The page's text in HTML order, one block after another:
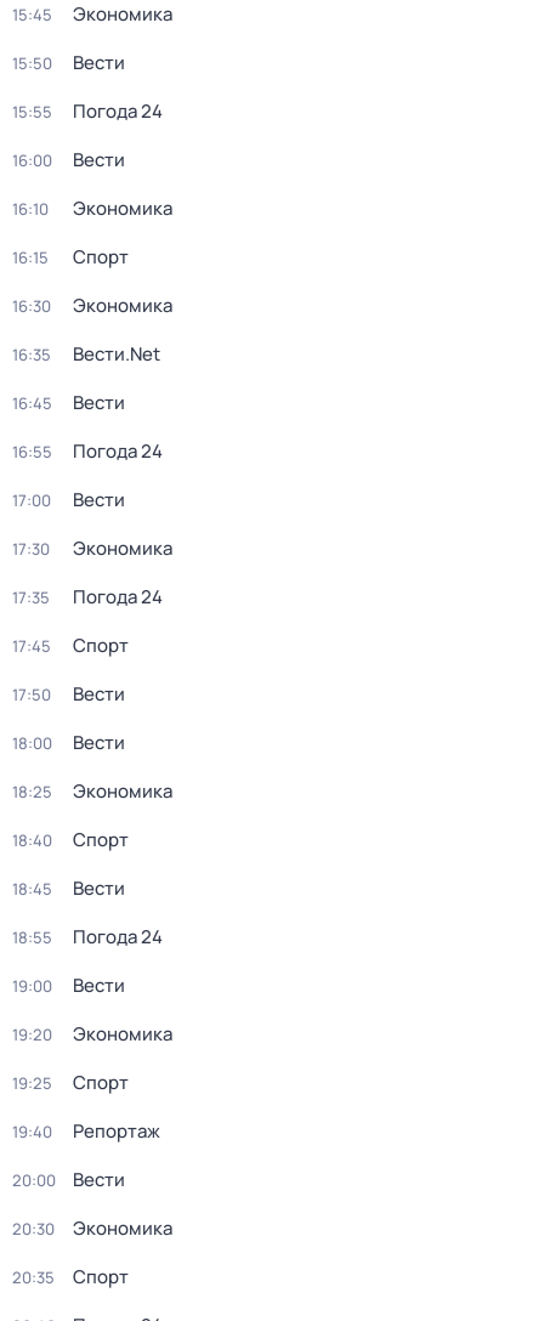
15:45 Экономика
15:50 Вести
15:55 Погода 24
16:00 Вести
16:10 Экономика
16:15 Спорт
16:30 Экономика
16:35 Вести.Net
16:45 Вести
16:55 Погода 24
17:00 Вести
17:30 Экономика
17:35 Погода 24
17:45 Спорт
17:50 Вести
18:00 Вести
18:25 Экономика
18:40 Спорт
18:45 Вести
18:55 Погода 24
19:00 Вести
19:20 Экономика
19:25 Спорт
19:40 Репортаж
20:00 Вести
20:30 Экономика
20:35 Спорт